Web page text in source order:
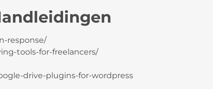
response/
tools-for-freelancers/
drive-plugins-for-wordpress